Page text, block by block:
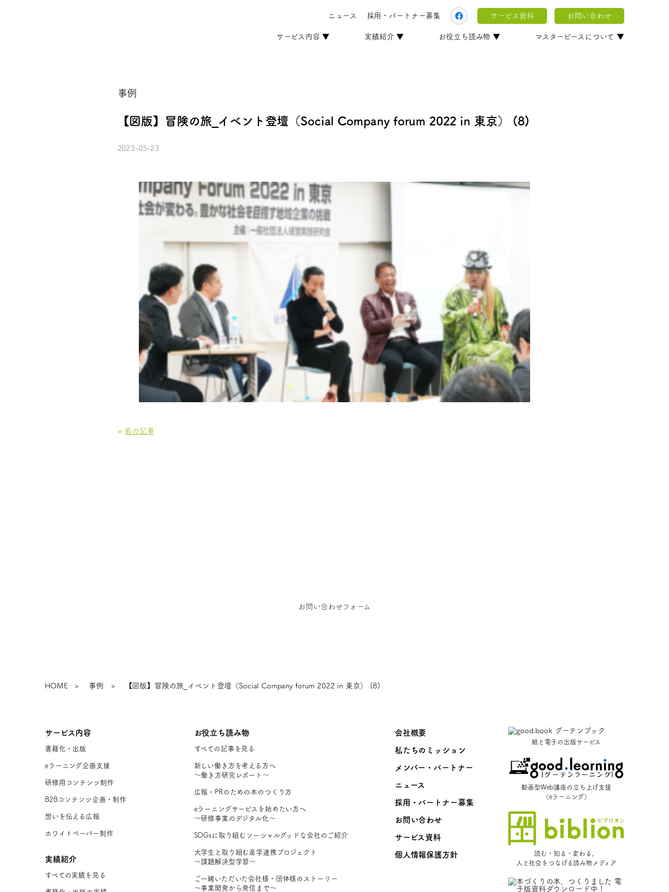
ニュース 採用・パートナー募集 サービス資料 お問い合わせ
サービス内容 ▼ 実績紹介 ▼ お役立ち読み物 ▼ マスターピースについて ▼
事例
【図版】冒険の旅_イベント登壇（Social Company forum 2022 in 東京） (8)
2023-05-23
« 前の記事
お問い合わせフォーム
HOME 事例 【図版】冒険の旅_イベント登壇（Social Company forum 2022 in 東京） (8)
サービス内容
書籍化・出版
eラーニング企画支援
研修用コンテンツ制作
B2Bコンテンツ企画・制作
想いを伝える広報
ホワイトペーパー制作
実績紹介
すべての実績を見る
お役立ち読み物
すべての記事を見る
新しい働き方を考える方へ
〜働き方研究レポート〜
広報・PRのための本のつくり方
eラーニングサービスを始めたい方へ
〜研修事業のデジタル化〜
SDGsに取り組むソーシャルグッドな会社のご紹介
大学生と取り組む産学連携プロジェクト
〜課題解決型学習〜
ご一緒いただいた会社様・団体様のストーリー
〜事業開発から発信まで〜
会社概要
私たちのミッション
メンバー・パートナー
ニュース
採用・パートナー募集
お問い合わせ
サービス資料
個人情報保護方針
紙と電子の出版サービス
動画型Web講座の立ち上げ支援
（eラーニング）
読む・知る・変わる。
人と社会をつなげる読み物メディア